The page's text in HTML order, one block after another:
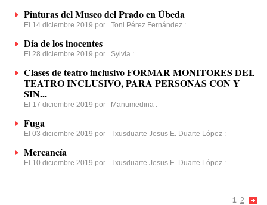
Pinturas del Museo del Prado en Úbeda
El 14 diciembre 2019 por Toni Pérez Fernández :
Día de los inocentes
El 28 diciembre 2019 por Sylvia :
Clases de teatro inclusivo FORMAR MONITORES DEL
TEATRO INCLUSIVO, PARA PERSONAS CON Y
SIN...
El 17 diciembre 2019 por Manumedina :
Fuga
El 03 diciembre 2019 por Txusduarte Jesus E. Duarte López :
Mercancía
El 10 diciembre 2019 por Txusduarte Jesus E. Duarte López :
1 2